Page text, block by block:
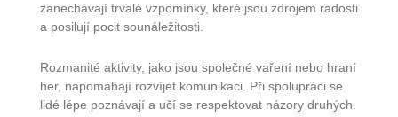
zanechávají trvalé vzpomínky, které jsou zdrojem radosti
a posilují pocit sounáležitosti.
Rozmanité aktivity, jako jsou společné vaření nebo hraní
her, napomáhají rozvíjet komunikaci. Při spolupráci se
lidé lépe poznávají a učí se respektovat názory druhých.